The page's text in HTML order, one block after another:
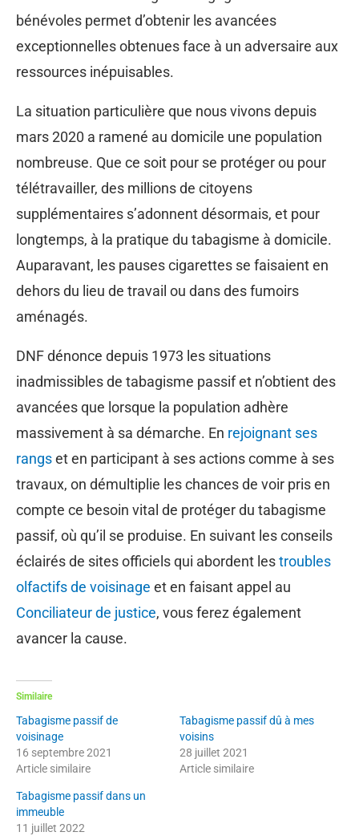
bénévoles permet d’obtenir les avancées
exceptionnelles obtenues face à un adversaire aux
ressources inépuisables.
La situation particulière que nous vivons depuis
mars 2020 a ramené au domicile une population
nombreuse. Que ce soit pour se protéger ou pour
télétravailler, des millions de citoyens
supplémentaires s’adonnent désormais, et pour
longtemps, à la pratique du tabagisme à domicile.
Auparavant, les pauses cigarettes se faisaient en
dehors du lieu de travail ou dans des fumoirs
aménagés.
DNF dénonce depuis 1973 les situations
inadmissibles de tabagisme passif et n’obtient des
avancées que lorsque la population adhère
massivement à sa démarche. En rejoignant ses
rangset en participant à ses actions comme à ses
travaux, on démultiplie les chances de voir pris en
compte ce besoin vital de protéger du tabagisme
passif, où qu’il se produise. En suivant les conseils
éclairés de sites officiels qui abordent lestroubles
olfactifs de voisinage et en faisant appel au
Conciliateur de justice, vous ferez également
avancer la cause.
Similaire
Tabagisme passif de
voisinage
16 septembre 2021
Article similaire
Tabagisme passif dû à mes
voisins
28 juillet 2021
Article similaire
Tabagisme passif dans un
immeuble
11 juillet 2022